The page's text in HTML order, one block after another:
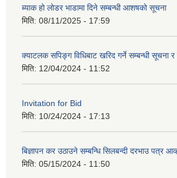
ब्याक हो लोडर भाडामा दिने सम्बन्धी आशषको सूचना
मिति: 08/11/2025 - 17:59
क्याटलक सपिङ्ग विधिबाट खरिद गर्ने सम्बन्धी सूचना
मिति: 12/04/2024 - 11:52
Invitation for Bid
मिति: 10/24/2024 - 17:13
बिज्ञापन कर उठाउने सम्बन्धि सिलबन्दी दरभाउ पत्र
मिति: 05/15/2024 - 11:50